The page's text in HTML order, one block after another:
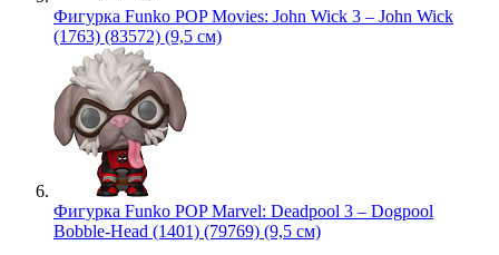
Фигурка Funko POP Movies: John Wick 3 – John Wick
(1763) (83572) (9,5 см)
Фигурка Funko POP Marvel: Deadpool 3 – Dogpool
Bobble-Head (1401) (79769) (9,5 см)